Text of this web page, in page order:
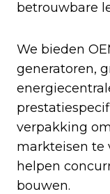
betrouwbare
We bieden
generatoren,
verpakking
markteisen te
helpen
bouwen.